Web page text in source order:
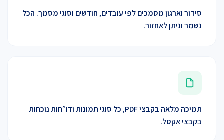
סידור וארגון מסמכים לפי עובדים, חודשים וסוגי מסמך. הכל
נשמר וניתן לאחזור.
תמיכה מלאה בקבצי PDF, כל סוגי תמונות ודו״חות נוכחות
בקבצי אקסל.